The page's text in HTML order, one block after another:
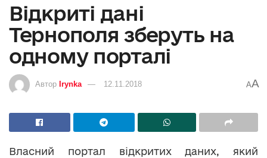
Відкриті дані
Тернополя зберуть на
одному порталі
Автор Irynka 12.11.2018 AA
Власний портал відкритих даних, який